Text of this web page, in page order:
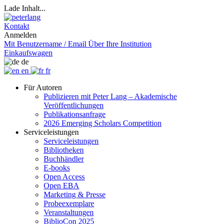
Lade Inhalt...
Kontakt
Anmelden
Mit Benutzername / Email Über Ihre Institution
Einkaufswagen
de
en
fr
Für Autoren
Publizieren mit Peter Lang – Akademische
Veröffentlichungen
Publikationsanfrage
2026 Emerging Scholars Competition
Serviceleistungen
Serviceleistungen
Bibliotheken
Buchhändler
E-books
Open Access
Open EBA
Marketing & Presse
Probeexemplare
Veranstaltungen
BiblioCon 2025